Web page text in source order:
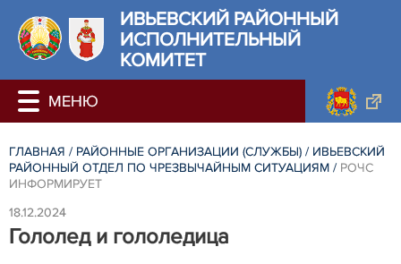
ИВЬЕВСКИЙ РАЙОННЫЙ
ИСПОЛНИТЕЛЬНЫЙ
КОМИТЕТ
ГЛАВНАЯ / РАЙОННЫЕ ОРГАНИЗАЦИИ (СЛУЖБЫ) / ИВЬЕВСКИЙ
РАЙОННЫЙ ОТДЕЛ ПО ЧРЕЗВЫЧАЙНЫМ СИТУАЦИЯМ / РОЧС
ИНФОРМИРУЕТ
18.12.2024
Гололед и гололедица